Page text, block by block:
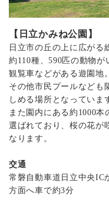
【日立かみね公園】
日立市の丘の上に広がる
約110種、590匹の動物が
観覧車などがある遊園地。
その他市民プールなども
しめる場所となっていま
また園内にある約1000
選ばれており、桜の花が
なります。
交通
常磐自動車道日立中央IC
方面へ車で約3分